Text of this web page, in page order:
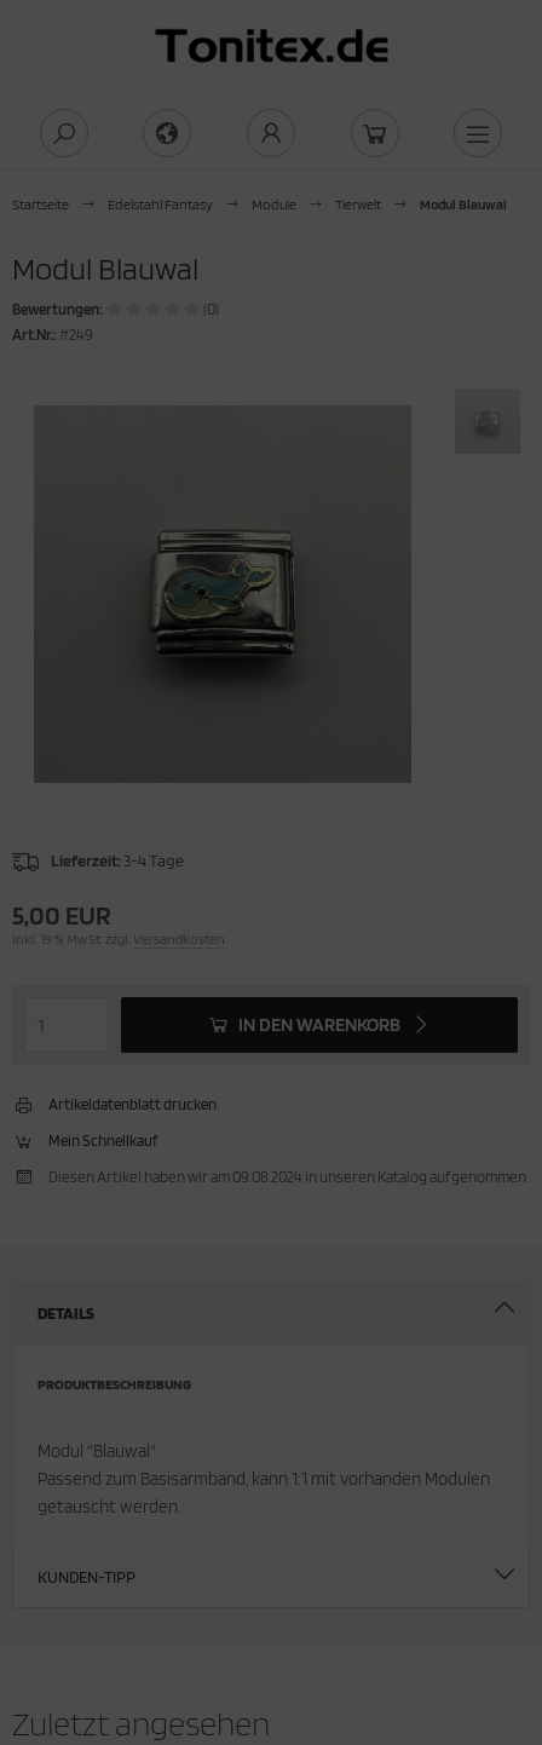
Startseite Edelstahl Fantasy Module Tierwelt Modul Blauwal
Modul Blauwal
Bewertungen:
(0)
Art.Nr.: #249
Lieferzeit: 3-4 Tage
5,00 EUR
inkl. 19 % MwSt. zzgl. Versandkosten
IN DEN WARENKORB
Artikeldatenblatt drucken
Mein Schnellkauf
Diesen Artikel haben wir am 09.08.2024 in unseren Katalog aufgenommen.
DETAILS
PRODUKTBESCHREIBUNG
Modul "Blauwal"
Passend zum Basisarmband, kann 1:1 mit vorhanden Modulen
getauscht werden.
KUNDEN-TIPP
Zuletzt angesehen